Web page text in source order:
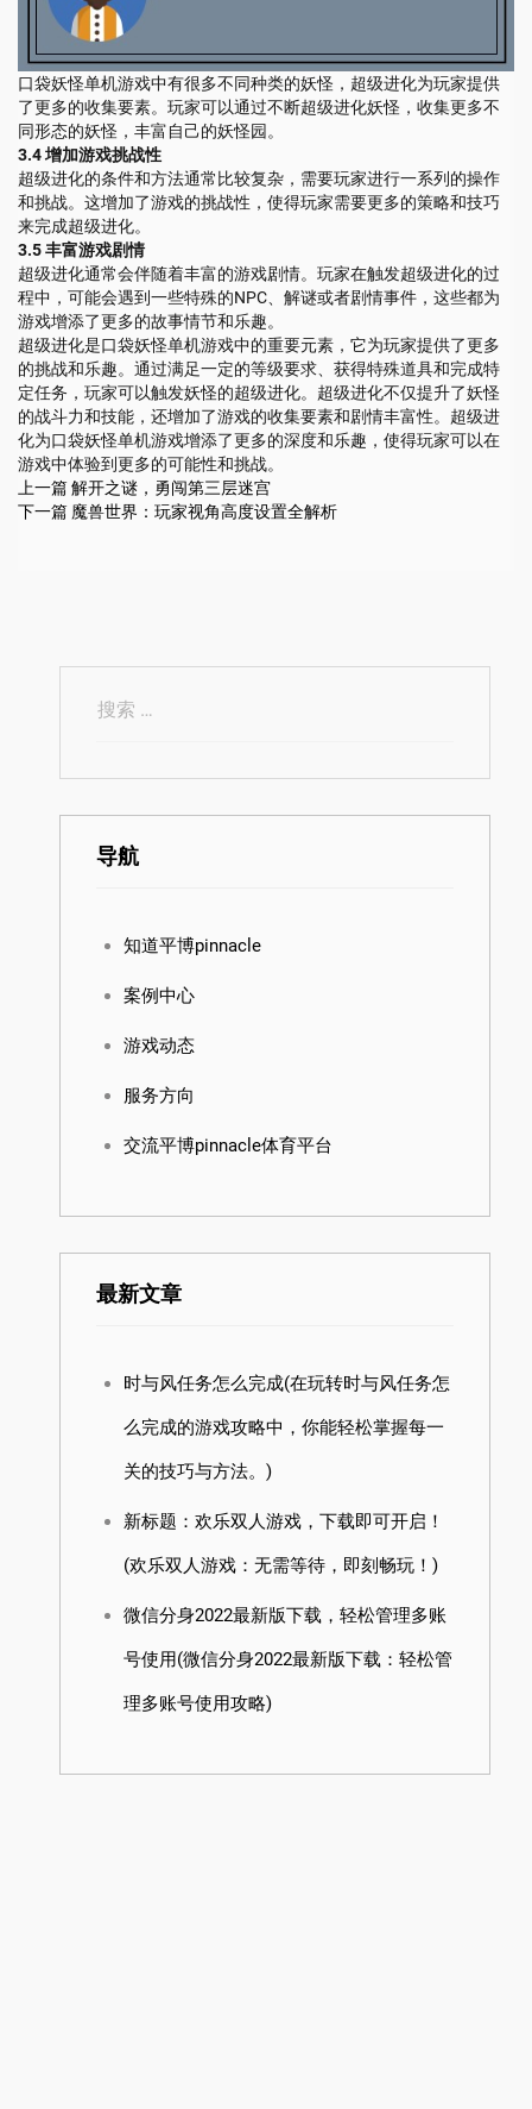
口袋妖怪单机游戏中有很多不同种类的妖怪，超级进化为玩家提供
了更多的收集要素。玩家可以通过不断超级进化妖怪，收集更多不
同形态的妖怪，丰富自己的妖怪园。
3.4 增加游戏挑战性
超级进化的条件和方法通常比较复杂，需要玩家进行一系列的操作
和挑战。这增加了游戏的挑战性，使得玩家需要更多的策略和技巧
来完成超级进化。
3.5 丰富游戏剧情
超级进化通常会伴随着丰富的游戏剧情。玩家在触发超级进化的过
程中，可能会遇到一些特殊的NPC、解谜或者剧情事件，这些都为
游戏增添了更多的故事情节和乐趣。
超级进化是口袋妖怪单机游戏中的重要元素，它为玩家提供了更多
的挑战和乐趣。通过满足一定的等级要求、获得特殊道具和完成特
定任务，玩家可以触发妖怪的超级进化。超级进化不仅提升了妖怪
的战斗力和技能，还增加了游戏的收集要素和剧情丰富性。超级进
化为口袋妖怪单机游戏增添了更多的深度和乐趣，使得玩家可以在
游戏中体验到更多的可能性和挑战。
上一篇解开之谜，勇闯第三层迷宫
下一篇 魔兽世界：玩家视角高度设置全解析
导航
知道平博pinnacle
案例中心
游戏动态
服务方向
交流平博pinnacle体育平台
最新文章
时与风任务怎么完成(在玩转时与风任务怎
么完成的游戏攻略中，你能轻松掌握每一
关的技巧与方法。)
新标题：欢乐双人游戏，下载即可开启！
(欢乐双人游戏：无需等待，即刻畅玩！)
微信分身2022最新版下载，轻松管理多账
号使用(微信分身2022最新版下载：轻松管
理多账号使用攻略)